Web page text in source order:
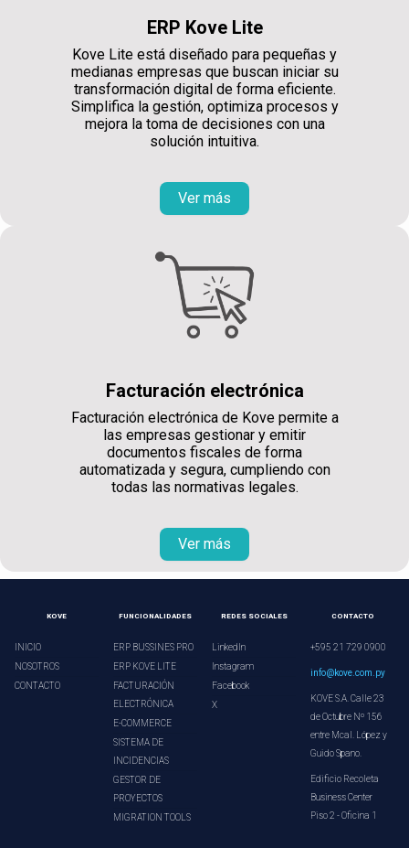
ERP Kove Lite
Kove Lite está diseñado para pequeñas y
medianas empresas que buscan iniciar su
transformación digital de forma eficiente.
Simplifica la gestión, optimiza procesos y
mejora la toma de decisiones con una
solución intuitiva.
Ver más
Facturación electrónica
Facturación electrónica de Kove permite a
las empresas gestionar y emitir
documentos fiscales de forma
automatizada y segura, cumpliendo con
todas las normativas legales.
Ver más
KOVE
INICIO
NOSOTROS
CONTACTO
FUNCIONALIDADES
ERP BUSSINES PRO
ERP KOVE LITE
FACTURACIÓN
ELECTRÓNICA
E-COMMERCE
SISTEMA DE
INCIDENCIAS
GESTOR DE
PROYECTOS
MIGRATION TOOLS
REDES SOCIALES
LinkedIn
Instagram
Facebook
X
CONTACTO
+595 21 729 0900
info@kove.com.py
KOVE S.A. Calle 23
de Octubre Nº 156
entre Mcal. López y
Guido Spano.
Edificio Recoleta
Business Center
Piso 2 - Oficina 1